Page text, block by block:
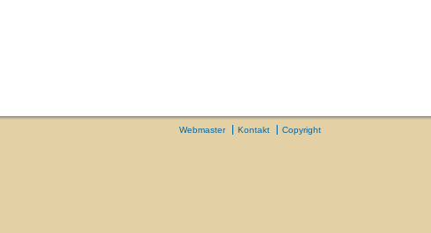
Webmaster Kontakt Copyright